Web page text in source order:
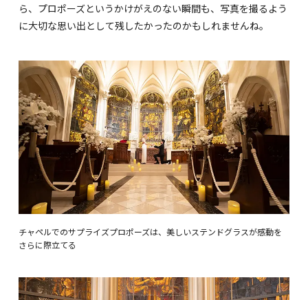
ら、プロポーズというかけがえのない瞬間も、写真を撮るよう
に大切な思い出として残したかったのかもしれませんね。
チャペルでのサプライズプロポーズは、美しいステンドグラスが感動を
さらに際立てる